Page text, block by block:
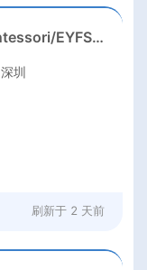
Kindergarten Homeroom – Montessori/EYFS/Reggio/Froebel/PYP
深圳
刷新于 2 天前